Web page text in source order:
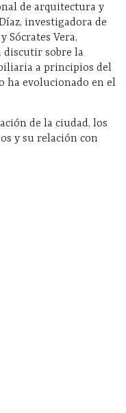
de arquitectura y
investigadora de
Sócrates Vera,
discutir sobre la
a principios del
ha evolucionado en el
de la ciudad, los
y su relación con